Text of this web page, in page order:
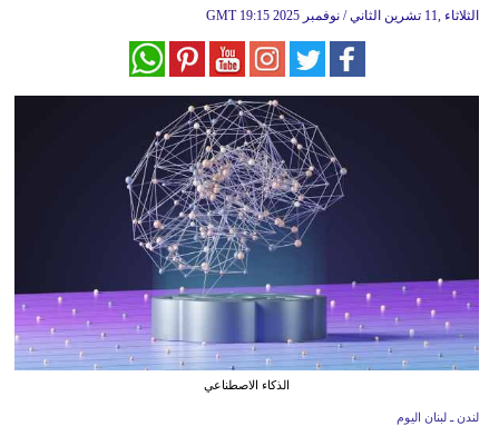
إعلام
تعليم
GMT 19:15 2025 الثلاثاء ,11 تشرين الثاني / نوفمبر
الذكاء الاصطناعي
لندن ـ لبنان اليوم